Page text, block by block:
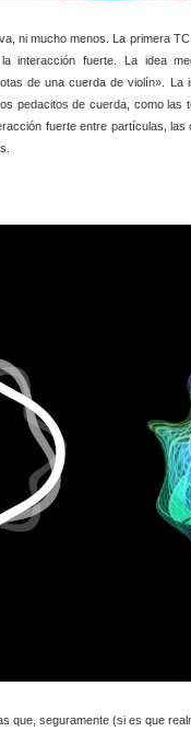
ni mucho menos. La primera
interacción fuerte. La idea
de una cuerda de violín».
pedacitos de cuerda, como las
fuerte entre partículas,
que, seguramente (si es que